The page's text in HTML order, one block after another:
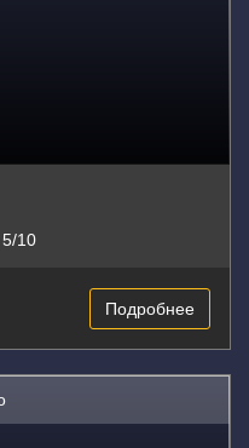
5/10
Подробнее